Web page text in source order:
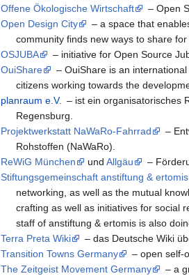
Offene Ökologische Wirtschaft
– Open
Open Design City
– a space that
community finds new ways to share
OSJUBA
– initiative for Open Source
OuiShare
– OuiShare is an
citizens working towards the
planraum e.V. – ist ein organisatorisches
Regensburg.
Projektwerkstatt NaWaRo-Fahrrad
–
Rohstoffen (NaWaRo).
ReWiG München
und Allgäu
–
Stiftungsgemeinschaft anstiftung & ertomis
networking, as well as the mutual
crafting as well as initiatives for social
staff of anstiftung & ertomis is also
Terra Preta Wiki
– das Deutsche Wiki
Transition Towns Germany
– open self-
The Zeitgeist Movement Germany
– a